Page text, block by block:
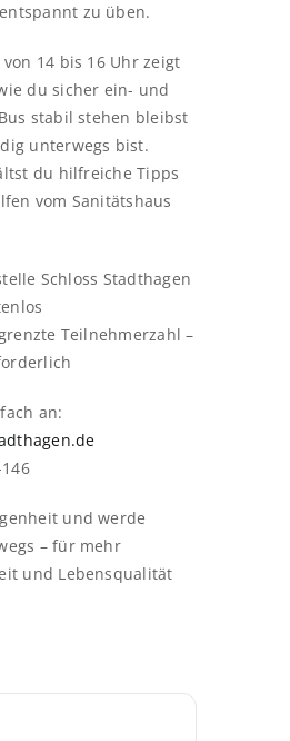
zu üben.
von 14 bis 16 Uhr zeigt
du sicher ein- und
stabil stehen bleibst
unterwegs bist.
du hilfreiche Tipps
vom Sanitätshaus
Schloss Stadthagen
Teilnehmerzahl –
an:
und werde
– für mehr
und Lebensqualität